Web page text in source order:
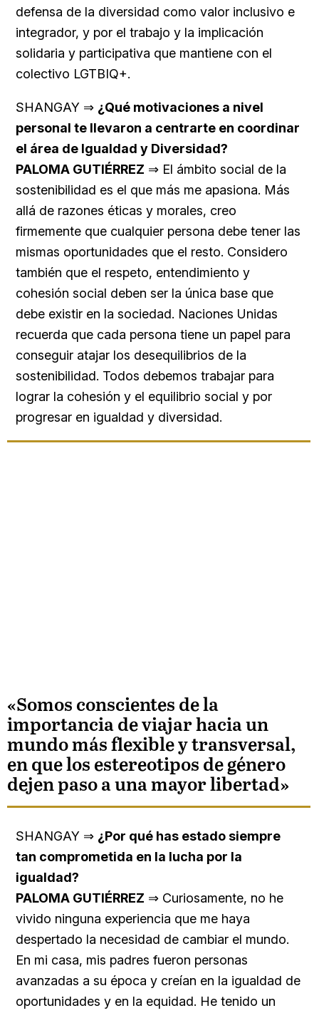
defensa de la diversidad como valor inclusivo e
integrador, y por el trabajo y la implicación
solidaria y participativa que mantiene con el
colectivo LGTBIQ+.
SHANGAY ⇒ ¿Qué motivaciones a nivel
personal te llevaron a centrarte en coordinar
el área de Igualdad y Diversidad?
PALOMA GUTIÉRREZ ⇒ El ámbito social de la
sostenibilidad es el que más me apasiona. Más
allá de razones éticas y morales, creo
firmemente que cualquier persona debe tener las
mismas oportunidades que el resto. Considero
también que el respeto, entendimiento y
cohesión social deben ser la única base que
debe existir en la sociedad. Naciones Unidas
recuerda que cada persona tiene un papel para
conseguir atajar los desequilibrios de la
sostenibilidad. Todos debemos trabajar para
lograr la cohesión y el equilibrio social y por
progresar en igualdad y diversidad.
«Somos conscientes de la
importancia de viajar hacia un
mundo más flexible y transversal,
en que los estereotipos de género
dejen paso a una mayor libertad»
SHANGAY ⇒ ¿Por qué has estado siempre
tan comprometida en la lucha por la
igualdad?
PALOMA GUTIÉRREZ ⇒ Curiosamente, no he
vivido ninguna experiencia que me haya
despertado la necesidad de cambiar el mundo.
En mi casa, mis padres fueron personas
avanzadas a su época y creían en la igualdad de
oportunidades y en la equidad. He tenido un